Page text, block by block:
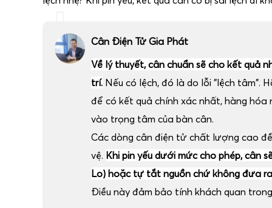
Cân Điện Tử Gia Phát
Về lý thuyết, cân chuẩn sẽ cho kết quả
trí. Nếu có lệch, đó là do lỗi "lệch tâm".
để có kết quả chính xác nhất, hàng
vào trọng tâm của bàn cân.
Các dòng cân điện tử chất lượng cao
vệ. Khi pin yếu dưới mức cho phép, cân
Lo) hoặc tự tắt nguồn chứ không đưa
Điều này đảm bảo tính khách quan